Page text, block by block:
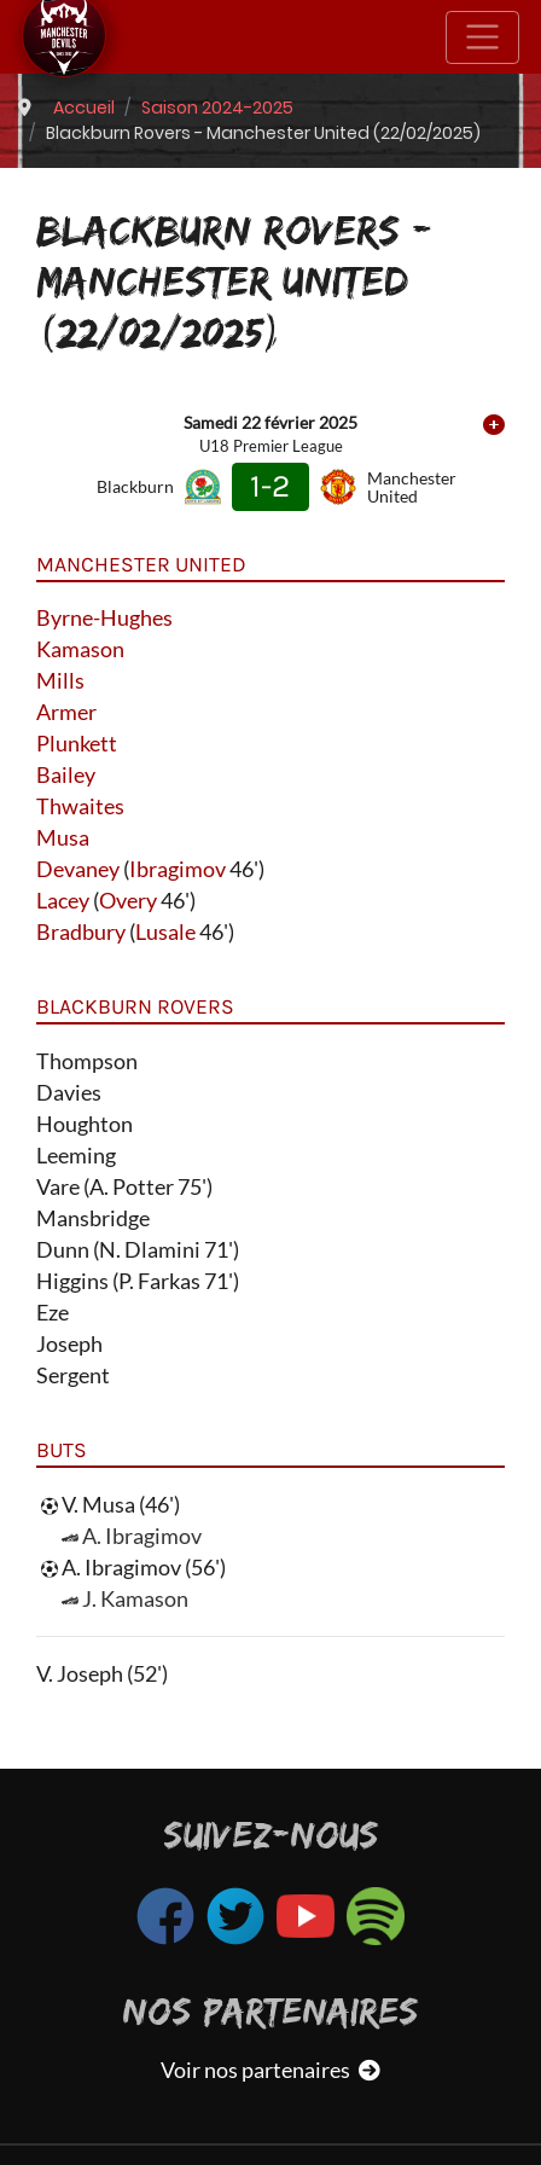
Accueil
Saison 2024-2025
Blackburn Rovers - Manchester United (22/02/2025)
BLACKBURN ROVERS -
MANCHESTER UNITED
(22/02/2025)
Samedi 22 février 2025
U18 Premier League
Blackburn 1-2
Manchester
United
MANCHESTER UNITED
Byrne-Hughes
Kamason
Mills
Armer
Plunkett
Bailey
Thwaites
Musa
Devaney(Ibragimov46')
Lacey(Overy46')
Bradbury(Lusale46')
BLACKBURN ROVERS
Thompson
Davies
Houghton
Leeming
Vare (A. Potter 75')
Mansbridge
Dunn (N. Dlamini 71')
Higgins (P. Farkas 71')
Eze
Joseph
Sergent
BUTS
V. Musa (46')
A. Ibragimov
A. Ibragimov (56')
J. Kamason
V. Joseph (52')
SUIVEZ-NOUS
NOS PARTENAIRES
Voir nos partenaires